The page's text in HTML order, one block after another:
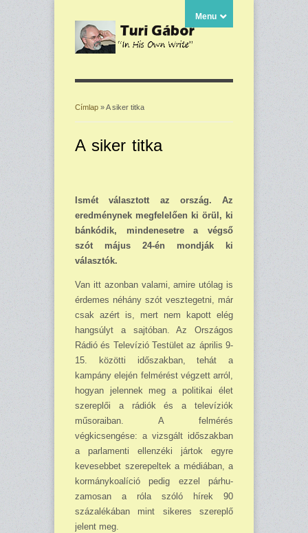
Menu
Címlap » A siker titka
A siker titka
Ismét választott az ország. Az
eredménynek megfelelően ki örül, ki
bánkódik, mindenesetre a végső
szót május 24-én mondják ki
választók.
Van itt azonban valami, amire utólag is
ér­demes néhány szót vesztegetni, már
csak azért is, mert nem kapott elég
hangsúlyt a sajtóban. Az Országos
Rádió és Televízió Testület az április 9-
15. közötti időszakban, tehát a
kampány elején felmérést végzett arról,
hogyan jelennek meg a politikai élet
szereplői a rádiók és a televíziók
műsoraiban. A felmérés
végkicsengése: a vizsgált időszakban
a parlamenti ellen­zéki jártok egyre
kevesebbet szerepeltek a médiában, a
kormánykoalíció pedig ezzel pár­hu­
zamosan a róla szóló hírek 90
százaléká­ban mint sikeres szereplő
jelent meg.